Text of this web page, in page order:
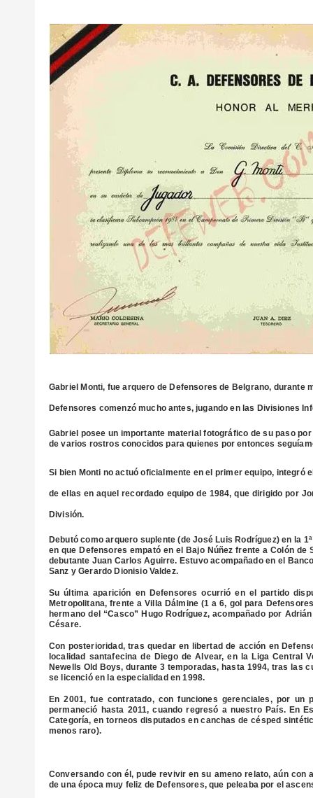
Gabriel Monti, fue arquero de Defensores de Belgrano, durante
Defensores comenzó mucho antes, jugando en las Divisiones
Gabriel posee un importante material fotográfico de su paso
de varios rostros conocidos para quienes por entonces
Si bien Monti no actuó oficialmente en el primer equipo, integró
de ellas en aquel recordado equipo de 1984, que dirigido por
División.
Debutó como arquero suplente (de José Luis Rodríguez) en la
en que Defensores empató en el Bajo Núñez frente a Colón de
debutante Juan Carlos Aguirre. Estuvo acompañado en el
Sanz y Gerardo Dionisio Valdez.
Su última aparición en Defensores ocurrió en el partido
Metropolitana, frente a Villa Dálmine (1 a 6, gol para
hermano del “Casco” Hugo Rodríguez, acompañado por
Césare.
Con posterioridad, tras quedar en libertad de acción en
localidad santafecina de Diego de Alvear, en la Liga Central
Newells Old Boys, durante 3 temporadas, hasta 1994, tras las
se licenció en la especialidad en 1998.
En 2001, fue contratado, con funciones gerenciales, por
permaneció hasta 2011, cuando regresó a nuestro País. En
Categoría, en torneos disputados en canchas de césped
menos raro).
Conversando con él, pude revivir en su ameno relato, aún
de una época muy feliz de Defensores, que peleaba por el